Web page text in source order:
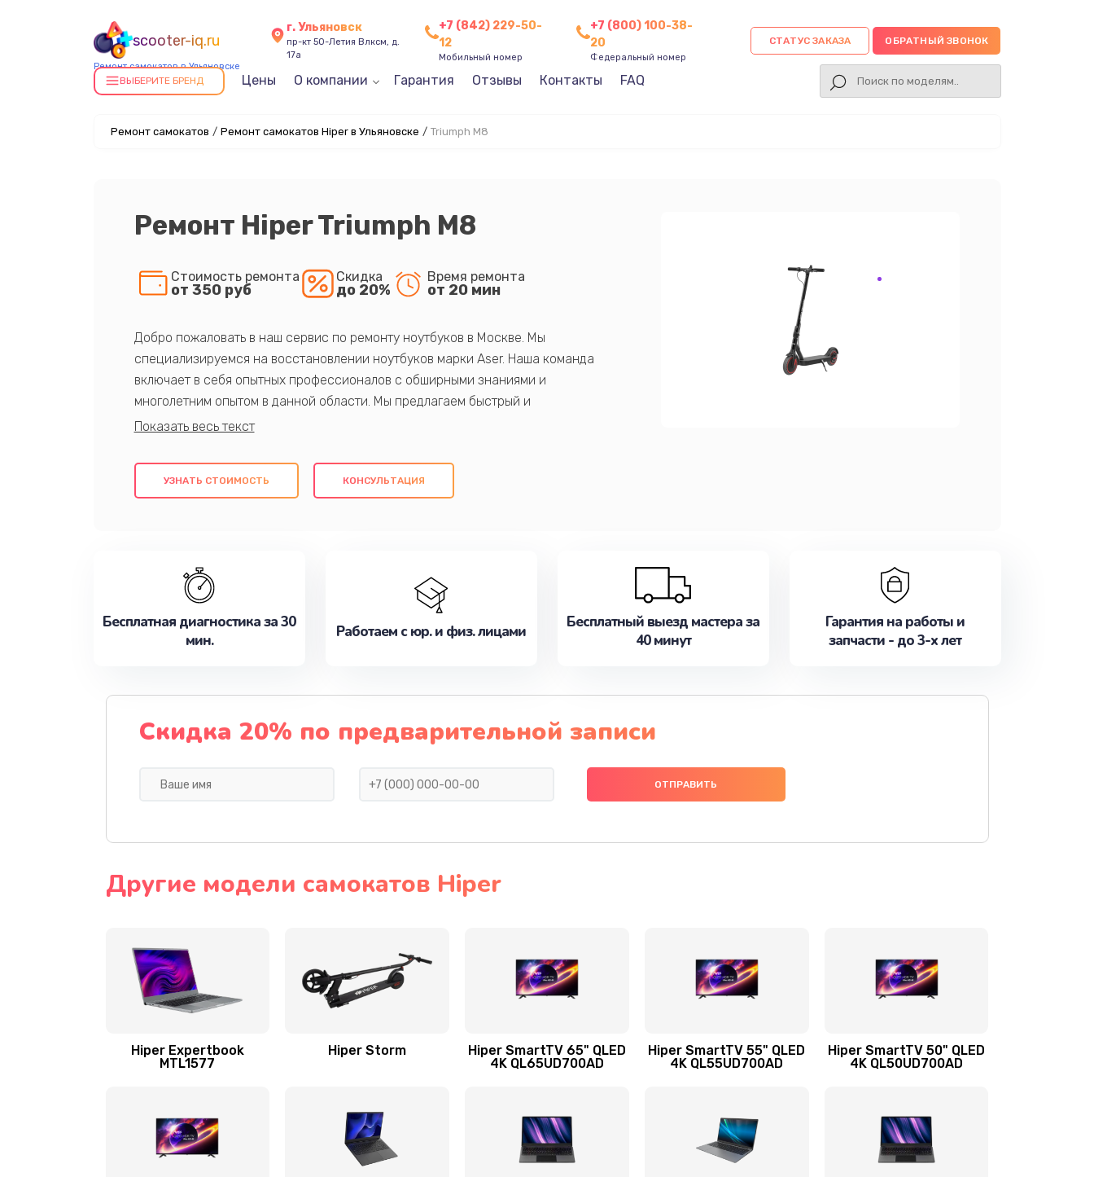
scooter-iq.ru
Ремонт самокатов в Ульяновске
г. Ульяновск
пр-кт 50-Летия Влксм, д.
17а
+7 (842) 229-50-
12
Мобильный номер
+7 (800) 100-38-
20
Федеральный номер
СТАТУС ЗАКАЗА ОБРАТНЫЙ ЗВОНОК
ВЫБЕРИТЕ БРЕНД Цены О компании Гарантия Отзывы Контакты FAQ
Ремонт самокатов / Ремонт самокатов Hiper в Ульяновске / Triumph M8
Ремонт Hiper Triumph M8
Стоимость ремонта
от 350 руб
Скидка
до 20%
Время ремонта
от 20 мин
Добро пожаловать в наш сервис по ремонту ноутбуков в Москве. Мы
специализируемся на восстановлении ноутбуков марки Aser. Наша команда
включает в себя опытных профессионалов с обширными знаниями и
многолетним опытом в данной области. Мы предлагаем быстрый и
качественный ремонт с использованием оригинальных компонентов, а также
клиентам надежное и профессиональное обслуживание, удовлетворяя их
потребности наилучшим образом. Не медлите записаться на ремонт уже
УЗНАТЬ СТОИМОСТЬ КОНСУЛЬТАЦИЯ
Бесплатная диагностика за 30
мин.
Работаем с юр. и физ. лицами
Бесплатный выезд мастера за
40 минут
Гарантия на работы и
запчасти - до 3-х лет
Скидка 20% по предварительной записи
Другие модели самокатов Hiper
Hiper Expertbook
MTL1577
Hiper Storm
Hiper SmartTV 65" QLED
4K QL65UD700AD
Hiper SmartTV 55" QLED
4K QL55UD700AD
Hiper SmartTV 50" QLED
4K QL50UD700AD